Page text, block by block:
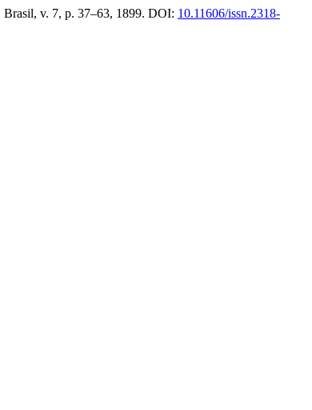
Brasil, v. 7, p. 37–63, 1899. DOI: 10.11606/issn.2318-